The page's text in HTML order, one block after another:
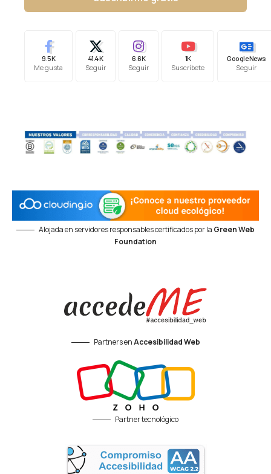
9.5K
Me gusta
41.4K
Seguir
6.6K
Seguir
1K
Suscríbete
Google News
Seguir
Alojada en servidores responsables certificados por la Green Web
Foundation
Partners enAccesibilidad Web
Partner tecnológico